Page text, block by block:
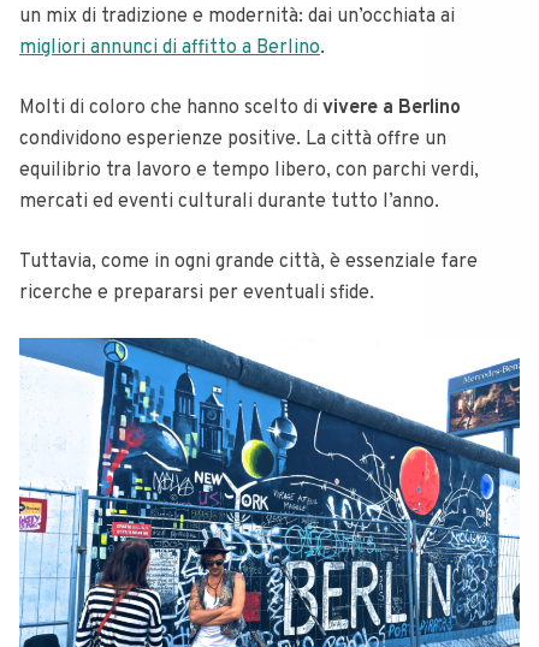
un mix di tradizione e modernità: dai un’occhiata ai
migliori annunci di affitto a Berlino.
Molti di coloro che hanno scelto di vivere a Berlino
condividono esperienze positive. La città offre un
equilibrio tra lavoro e tempo libero, con parchi verdi,
mercati ed eventi culturali durante tutto l’anno.
Tuttavia, come in ogni grande città, è essenziale fare
ricerche e prepararsi per eventuali sfide.